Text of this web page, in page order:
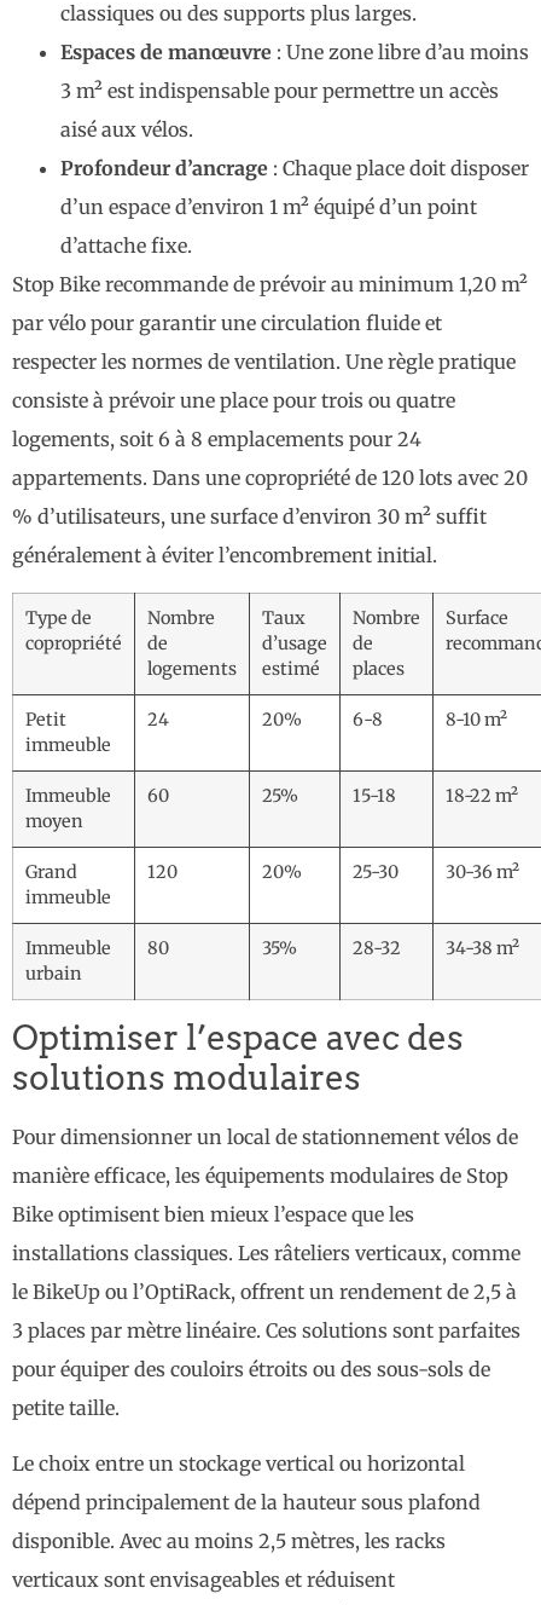
classiques ou des supports plus larges.
Espaces de manœuvre : Une zone libre d’au moins
3 m² est indispensable pour permettre un accès
aisé aux vélos.
Profondeur d’ancrage : Chaque place doit disposer
d’un espace d’environ 1 m² équipé d’un point
d’attache fixe.
Stop Bike recommande de prévoir au minimum 1,20 m²
par vélo pour garantir une circulation fluide et
respecter les normes de ventilation. Une règle pratique
consiste à prévoir une place pour trois ou quatre
logements, soit 6 à 8 emplacements pour 24
appartements. Dans une copropriété de 120 lots avec 20
% d’utilisateurs, une surface d’environ 30 m² suffit
généralement à éviter l’encombrement initial.
Type de
copropriété
Nombre
de
logements
Taux
d’usage
estimé
Nombre
de
places
Surface
Petit
immeuble
24 20% 6-8 8-10 m²
Immeuble
moyen
60 25% 15-18 18-22 m²
Grand
immeuble
120 20% 25-30 30-36 m²
Immeuble
urbain
80 35% 28-32 34-38 m²
Optimiser l’espace avec des
solutions modulaires
Pour dimensionner un local de stationnement vélos de
manière efficace, les équipements modulaires de Stop
Bike optimisent bien mieux l’espace que les
installations classiques. Les râteliers verticaux, comme
le BikeUp ou l’OptiRack, offrent un rendement de 2,5 à
3 places par mètre linéaire. Ces solutions sont parfaites
pour équiper des couloirs étroits ou des sous-sols de
petite taille.
Le choix entre un stockage vertical ou horizontal
dépend principalement de la hauteur sous plafond
disponible. Avec au moins 2,5 mètres, les racks
verticaux sont envisageables et réduisent